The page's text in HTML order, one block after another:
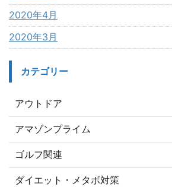
2020年4月
2020年3月
カテゴリー
アウトドア
アマゾンプライム
ゴルフ関連
ダイエット・メタボ対策